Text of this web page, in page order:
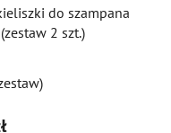
do szampana
2 szt.)